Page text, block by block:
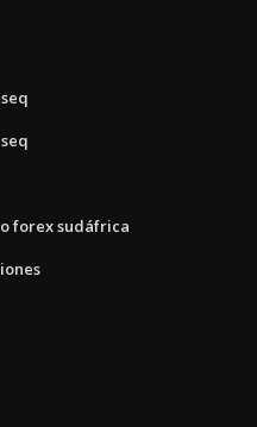
forex sudáfrica